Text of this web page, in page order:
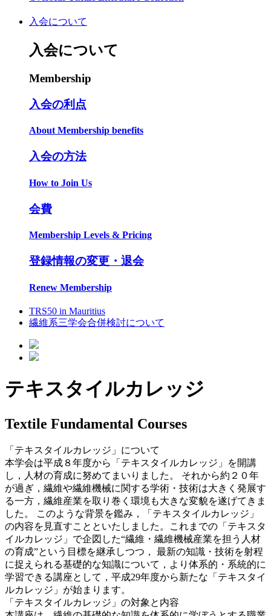
入会について
入会について
Membership
入会の利点
About Membership benefits
入会の方法
How to Join Us
会費
Membership Levels & Pricing
登録情報の変更・退会
Renew Membership
TRS50 in Mauritius
繊維系三学会合併検討について
テキスタイルカレッジ
Textile Fundamental Courses
「テキスタイルカレッジ」について
本学会は平成８年度から「テキスタイルカレッジ」を開講
し，人材の育成に努めてまいりました。 それから約２０年
が過ぎ，繊維や繊維機械に関する学術・技術は大きく発展す
る一方，繊維産業を取り巻く環境も大きな変貌を遂げてきま
した。 このような背景を鑑み，「テキスタイルカレッジ」
の内容を見直すことといたしました。これまでの「テキスタ
イルカレッジ」で企図した“繊維・繊維機械産業を担う人材
の育成”という目標を継承しつつ， 最新の知識・技術を射程
に捉えられる基礎的な知識について，より体系的・系統的に
学習できる講座として，平成29年度から新たな「テキスタイ
ルカレッジ」が始まります。
「テキスタイルカレッジ」の対象と内容